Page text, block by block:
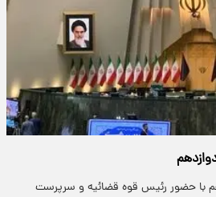
با حضور رئیس قوه قضائیه و سرپرست